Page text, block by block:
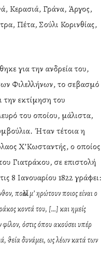
Κερασιά, Γράνα, Άργος,
Πέτα, Σούλι Κορινθίας,
για την ανδρεία του,
Φιλελλήνων, το σεβασμό
εκτίμηση του
του οποίου, μάλιστα,
Ήταν τέτοια η
Χ’Κωσταντής, ο οποίος
Γιατράκου, σε επιστολή
8 Ιανουαρίου 1822 γράφει:
πολλοί μ’ ηρώτουν ποιος είναι ο
κοντά του, […] και ημείς
όστις όπου ακούσει υπέρ
θεία δυνάμει, ως λέων κατά των